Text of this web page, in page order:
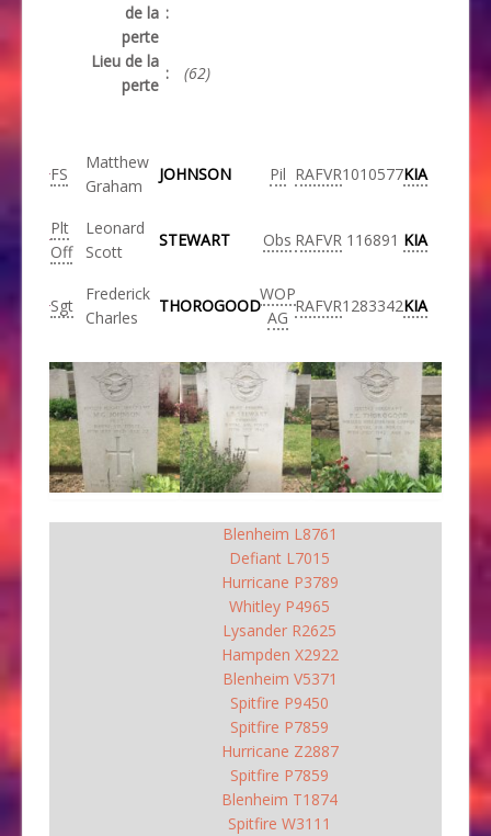
de la
perte
:
Lieu de la
perte
: (62)
FS
Matthew
Graham
JOHNSON Pil RAFVR1010577KIA
Plt
Off
Leonard
Scott
STEWART Obs RAFVR 116891 KIA
Sgt
Frederick
Charles
THOROGOOD
WOP
AG
RAFVR1283342KIA
Blenheim L8761
Defiant L7015
Hurricane P3789
Whitley P4965
Lysander R2625
Hampden X2922
Blenheim V5371
Spitfire P9450
Spitfire P7859
Hurricane Z2887
Spitfire P7859
Blenheim T1874
Spitfire W3111